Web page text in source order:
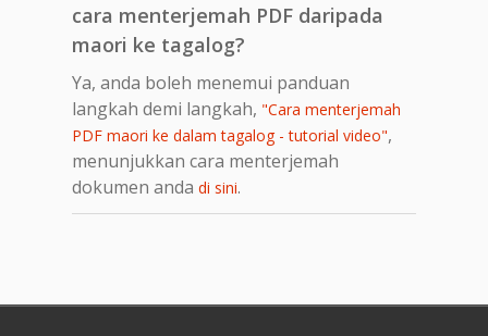
cara menterjemah PDF daripada
maori ke tagalog?
Ya, anda boleh menemui panduan
langkah demi langkah, "Cara menterjemah
PDF maori ke dalam tagalog - tutorial video",
menunjukkan cara menterjemah
dokumen anda di sini.